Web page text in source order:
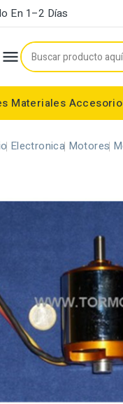
En 1–2 Días

Materiales
Electronica Motores